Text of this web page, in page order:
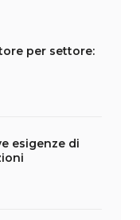
per settore:
esigenze di